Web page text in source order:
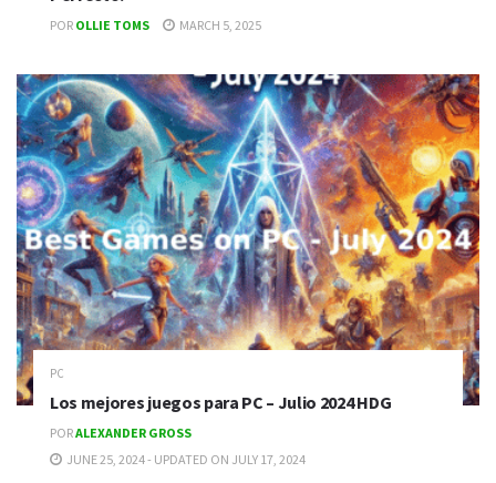
POR OLLIE TOMS MARCH 5, 2025
PC
Los mejores juegos para PC – Julio 2024 HDG
PORALEXANDER GROSS
JUNE 25, 2024 - UPDATED ON JULY 17, 2024